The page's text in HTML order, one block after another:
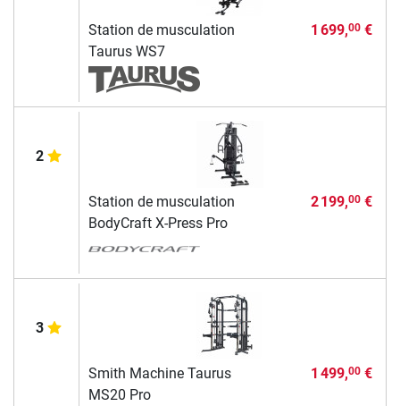
Station de musculation
Taurus WS7
1 699,00€
2
Station de musculation
BodyCraft X-Press Pro
2 199,00€
3
Smith Machine Taurus
MS20 Pro
1 499,00€